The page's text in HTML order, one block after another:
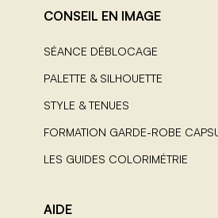
CONSEIL EN IMAGE
SÉANCE DÉBLOCAGE
PALETTE & SILHOUETTE
STYLE & TENUES
FORMATION GARDE-ROBE
LES GUIDES COLORIMÉTRIE
AIDE